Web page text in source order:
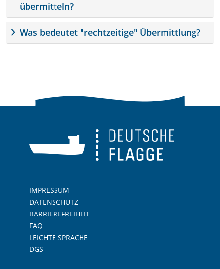
übermitteln?
Was bedeutet "rechtzeitige" Übermittlung?
IMPRESSUM
DATENSCHUTZ
BARRIEREFREIHEIT
FAQ
LEICHTE SPRACHE
DGS